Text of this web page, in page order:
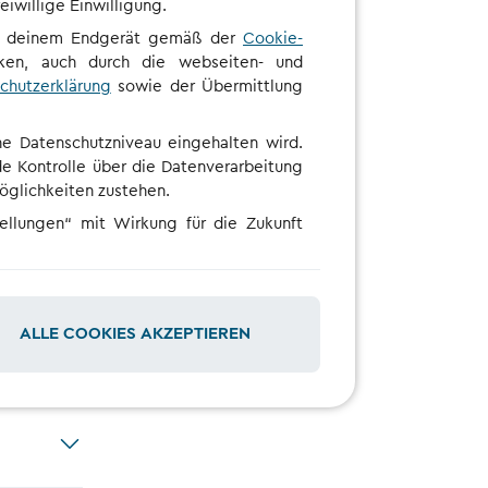
Einwilligung.
Endgerät gemäß der Cookie-
auch durch die webseiten- und
sowie der Übermittlung
Datenschutzniveau eingehalten wird.
Kontrolle über die Datenverarbeitung
zustehen.
mit Wirkung für die Zukunft
ALLE COOKIES AKZEPTIEREN